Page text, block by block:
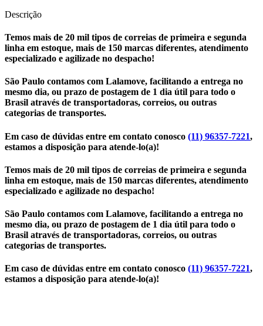
Descrição
Temos mais de 20 mil tipos de correias de primeira e segunda
linha em estoque, mais de 150 marcas diferentes, atendimento
especializado e agilizade no despacho!
São Paulo contamos com Lalamove, facilitando a entrega no
mesmo dia, ou prazo de postagem de 1 dia útil para todo o
Brasil através de transportadoras, correios, ou outras
categorias de transportes.
Em caso de dúvidas entre em contato conosco (11) 96357-7221,
estamos a disposição para atende-lo(a)!
Temos mais de 20 mil tipos de correias de primeira e segunda
linha em estoque, mais de 150 marcas diferentes, atendimento
especializado e agilizade no despacho!
São Paulo contamos com Lalamove, facilitando a entrega no
mesmo dia, ou prazo de postagem de 1 dia útil para todo o
Brasil através de transportadoras, correios, ou outras
categorias de transportes.
Em caso de dúvidas entre em contato conosco (11) 96357-7221,
estamos a disposição para atende-lo(a)!